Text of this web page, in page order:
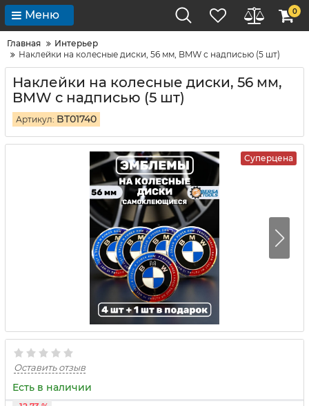
Меню 0
Главная
Интерьер
Наклейки на колесные диски, 56 мм, BMW с надписью (5 шт)
Наклейки на колесные диски, 56 мм,
BMW с надписью (5 шт)
Артикул: BT01740
Суперцена
Оставить отзыв
Есть в наличии